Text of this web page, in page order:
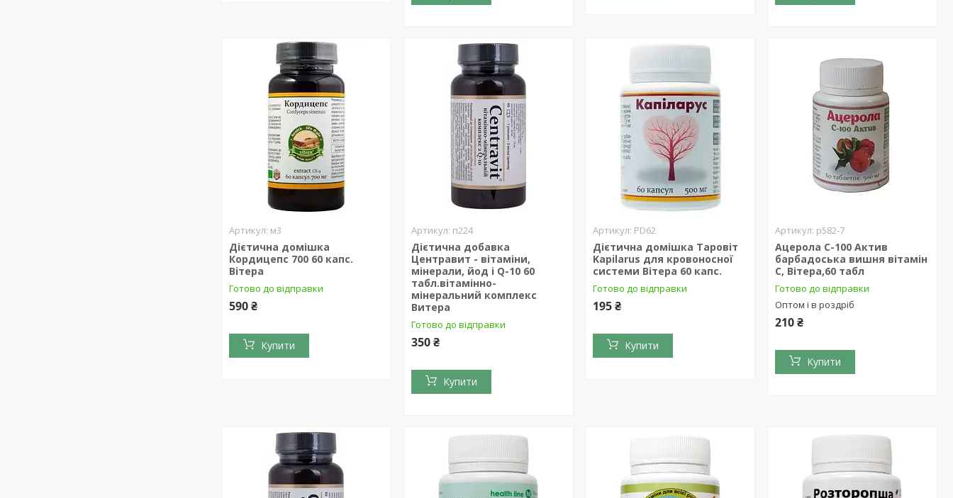
м3
Дієтична домішка
Кордицепс 700 60 капс.
Вітера
Готово до відправки
590 ₴
Купити
п224
Дієтична добавка
Центравит - вітаміни,
мінерали, йод і Q-10 60
табл.вітамінно-
мінеральний комплекс
Витера
Готово до відправки
350 ₴
Купити
PD62
Дієтична домішка Таровіт
Kapilarus для кровоносної
системи Вітера 60 капс.
Готово до відправки
195 ₴
Купити
р582-7
Ацерола С-100 Актив
барбадоська вишня вітамін
С, Вітера,60 табл
Готово до відправки
Оптом і в роздріб
210 ₴
Купити